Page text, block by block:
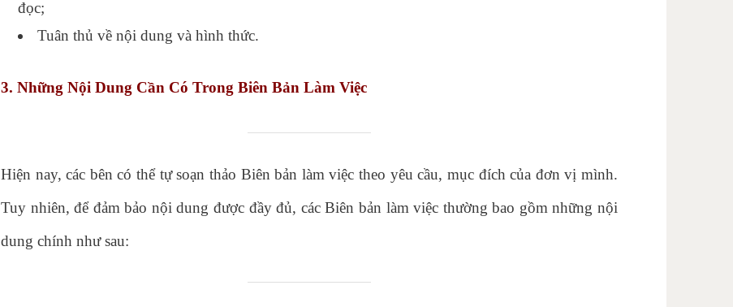
đọc;
Tuân thủ về nội dung và hình thức.
3. Những Nội Dung Cần Có Trong Biên Bản Làm Việc
Hiện nay, các bên có thể tự soạn thảo Biên bản làm việc theo yêu cầu, mục đích của đơn vị mình.
Tuy nhiên, để đảm bảo nội dung được đầy đủ, các Biên bản làm việc thường bao gồm những nội
dung chính như sau: